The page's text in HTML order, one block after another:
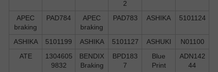
2
APEC
braking
PAD784
APEC
braking
PAD783 ASHIKA 5101124
ASHIKA 5101199 ASHIKA 5101127 ASHUKI
N01100
ATE
1304605
9832
BENDIX
Braking
BPD183
7
Blue
Print
ADN142
44